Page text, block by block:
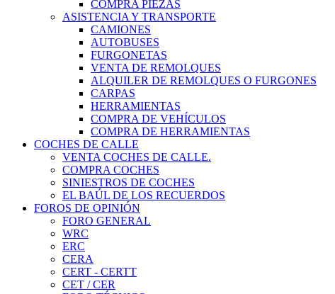
COMPRA PIEZAS
ASISTENCIA Y TRANSPORTE
CAMIONES
AUTOBUSES
FURGONETAS
VENTA DE REMOLQUES
ALQUILER DE REMOLQUES O FURGONES
CARPAS
HERRAMIENTAS
COMPRA DE VEHÍCULOS
COMPRA DE HERRAMIENTAS
COCHES DE CALLE
VENTA COCHES DE CALLE.
COMPRA COCHES
SINIESTROS DE COCHES
EL BAÚL DE LOS RECUERDOS
FOROS DE OPINIÓN
FORO GENERAL
WRC
ERC
CERA
CERT - CERTT
CET / CER